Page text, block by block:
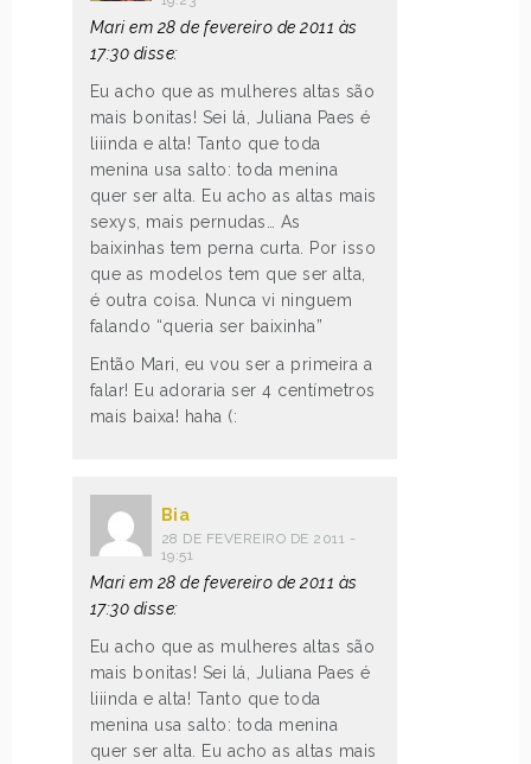
Mari em 28 de fevereiro de 2011 às
17:30 disse:
Eu acho que as mulheres altas são
mais bonitas! Sei lá, Juliana Paes é
liiinda e alta! Tanto que toda
menina usa salto: toda menina
quer ser alta. Eu acho as altas mais
sexys, mais pernudas… As
baixinhas tem perna curta. Por isso
que as modelos tem que ser alta,
é outra coisa. Nunca vi ninguem
falando “queria ser baixinha”
Então Mari, eu vou ser a primeira a
falar! Eu adoraria ser 4 centímetros
mais baixa! haha (:
Bia
28 DE FEVEREIRO DE 2011 -
19:51
Mari em 28 de fevereiro de 2011 às
17:30 disse:
Eu acho que as mulheres altas são
mais bonitas! Sei lá, Juliana Paes é
liiinda e alta! Tanto que toda
menina usa salto: toda menina
quer ser alta. Eu acho as altas mais